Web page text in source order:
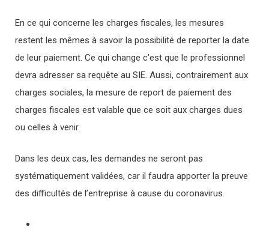
En ce qui concerne les charges fiscales, les mesures
restent les mêmes à savoir la possibilité de reporter la date
de leur paiement. Ce qui change c’est que le professionnel
devra adresser sa requête au SIE. Aussi, contrairement aux
charges sociales, la mesure de report de paiement des
charges fiscales est valable que ce soit aux charges dues
ou celles à venir.
Dans les deux cas, les demandes ne seront pas
systématiquement validées, car il faudra apporter la preuve
des difficultés de l’entreprise à cause du coronavirus.